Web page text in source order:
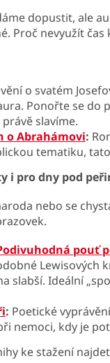
dopustit, ale
Proč nevyužít
o svatém
Ponořte se do
slavíme.
o Abrahámovi:
tematiku,
i pro dny pod
nebo se
pouť
Lewisových
slabší. Ideální
: Poetické
nemoci, kdy je
ke stažení